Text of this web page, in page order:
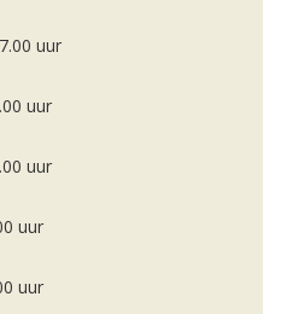
uur
uur
uur
uur
uur